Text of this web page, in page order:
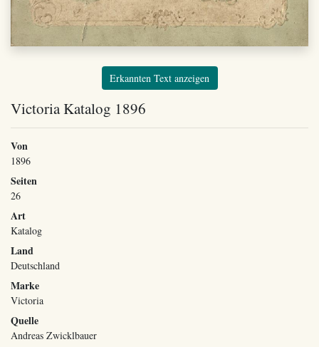
Erkannten Text anzeigen
Victoria Katalog 1896
Von
1896
Seiten
26
Art
Katalog
Land
Deutschland
Marke
Victoria
Quelle
Andreas Zwicklbauer